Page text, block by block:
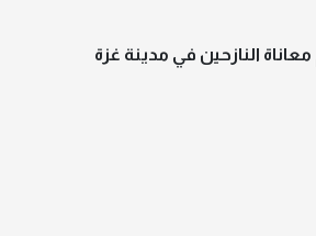
النازحين في مدينة غزة